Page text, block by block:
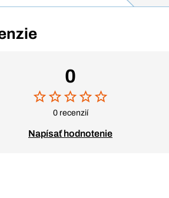
0
0 recenzií
Napísať hodnotenie